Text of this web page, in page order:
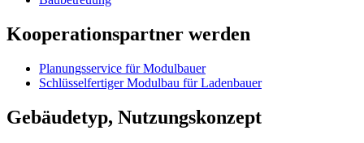
Kooperationspartner werden
Planungsservice für Modulbauer
Schlüsselfertiger Modulbau für Ladenbauer
Gebäudetyp, Nutzungskonzept